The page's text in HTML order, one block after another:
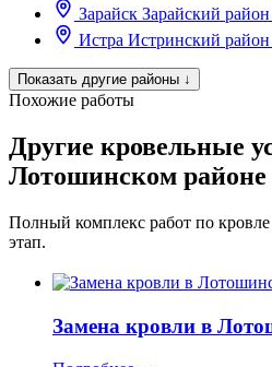
Зарайск Зарайский район
Истра Истринский район
Показать другие районы ↓
Похожие работы
Другие кровельные
Лотошинском районе
Полный комплекс работ по
этап.
Замена кровли в